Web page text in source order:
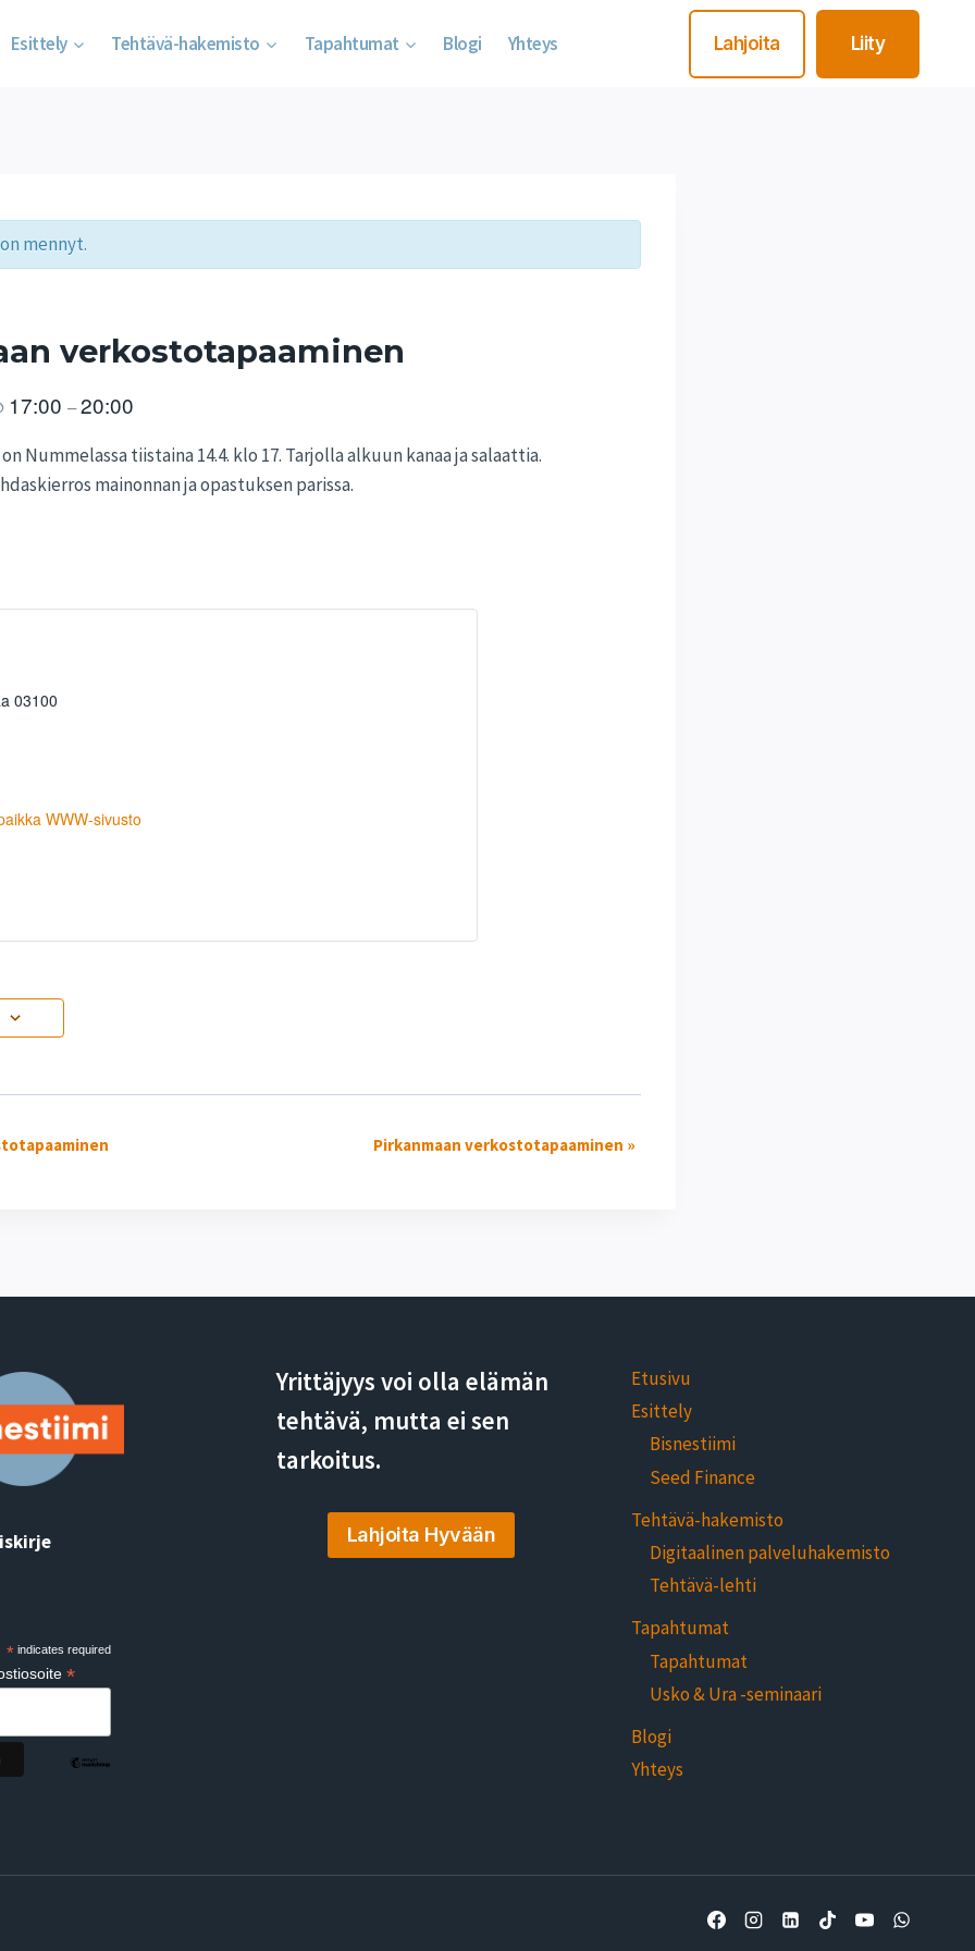
Esittely Tehtävä-hakemisto Tapahtumat Blogi Yhteys Lahjoita Liity
mennyt.
verkostotapaaminen
17:00 –20:00
Nummelassa tiistaina 14.4. klo 17. Tarjolla alkuun kanaa ja salaattia.
mainonnan ja opastuksen parissa.
03100
WWW-sivusto
Pirkanmaan verkostotapaaminen »
* indicates required
*
Yrittäjyys voi olla elämän
tehtävä, mutta ei sen
tarkoitus.
Lahjoita Hyvään
Etusivu
Esittely
Bisnestiimi
Seed Finance
Tehtävä-hakemisto
Digitaalinen palveluhakemisto
Tehtävä-lehti
Tapahtumat
Tapahtumat
Usko & Ura -seminaari
Blogi
Yhteys